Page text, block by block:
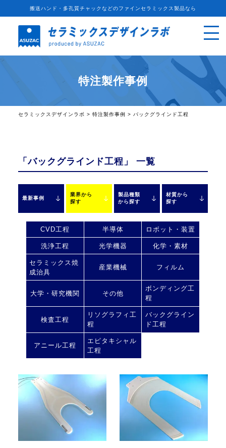
搬送ハンド・多孔質チャックなどのファインセラミックス製品なら
特注製作事例
セラミックスデザインラボ > 特注製作事例 > バックグラインド工程
「バックグラインド工程」 一覧
最新事例
業界から
探す
製品種類
から探す
材質から
探す
CVD工程 半導体 ロボット・装置
洗浄工程 光学機器 化学・素材
セラミックス焼
成治具
産業機械 フィルム
大学・研究機関 その他
ボンディング工
程
検査工程
リソグラフィ工
程
バックグライン
ド工程
アニール工程
エピタキシャル
工程